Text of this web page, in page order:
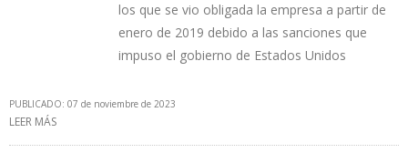
los que se vio obligada la empresa a partir de
enero de 2019 debido a las sanciones que
impuso el gobierno de Estados Unidos
PUBLICADO: 07 de noviembre de 2023
LEER MÁS